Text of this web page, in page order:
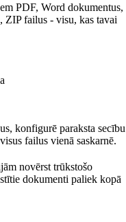
PDF, Word dokumentus,
ZIP failus - visu, kas tavai
konfigurē paraksta secību
failus vienā saskarnē.
novērst trūkstošo
dokumenti paliek kopā